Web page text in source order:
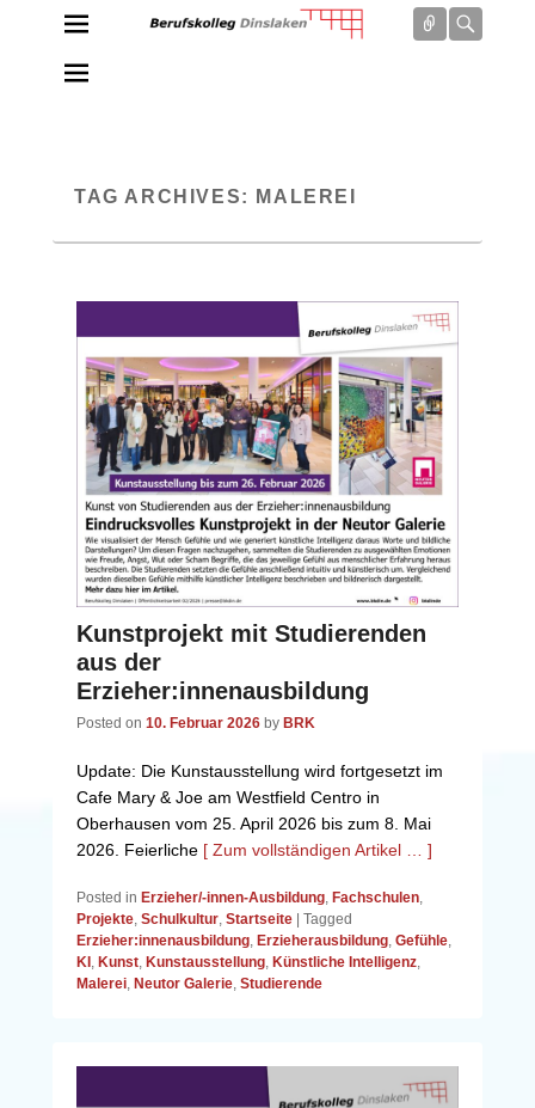
Connect
TAG ARCHIVES: MALEREI
Kunstprojekt mit Studierenden
aus der
Erzieher:innenausbildung
Posted on 10. Februar 2026 by BRK
Update: Die Kunstausstellung wird fortgesetzt im
Cafe Mary & Joe am Westfield Centro in
Oberhausen vom 25. April 2026 bis zum 8. Mai
2026. Feierliche [ Zum vollständigen Artikel … ]
Posted in Erzieher/-innen-Ausbildung, Fachschulen,
Projekte, Schulkultur, Startseite | Tagged
Erzieher:innenausbildung, Erzieherausbildung, Gefühle,
KI, Kunst, Kunstausstellung, Künstliche Intelligenz,
Malerei, Neutor Galerie, Studierende